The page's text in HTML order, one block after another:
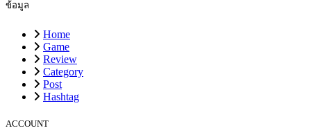
ข้อมูล
Home
Game
Review
Category
Post
Hashtag
ACCOUNT